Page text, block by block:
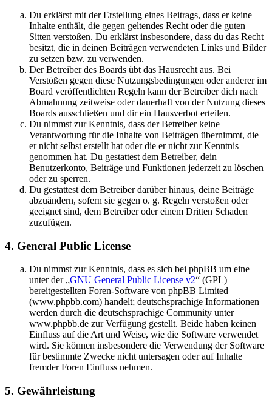
Du erklärst mit der Erstellung eines Beitrags, dass er keine
Inhalte enthält, die gegen geltendes Recht oder die guten
Sitten verstoßen. Du erklärst insbesondere, dass du das Recht
besitzt, die in deinen Beiträgen verwendeten Links und Bilder
zu setzen bzw. zu verwenden.
Der Betreiber des Boards übt das Hausrecht aus. Bei
Verstößen gegen diese Nutzungsbedingungen oder anderer im
Board veröffentlichten Regeln kann der Betreiber dich nach
Abmahnung zeitweise oder dauerhaft von der Nutzung dieses
Boards ausschließen und dir ein Hausverbot erteilen.
Du nimmst zur Kenntnis, dass der Betreiber keine
Verantwortung für die Inhalte von Beiträgen übernimmt, die
er nicht selbst erstellt hat oder die er nicht zur Kenntnis
genommen hat. Du gestattest dem Betreiber, dein
Benutzerkonto, Beiträge und Funktionen jederzeit zu löschen
oder zu sperren.
Du gestattest dem Betreiber darüber hinaus, deine Beiträge
abzuändern, sofern sie gegen o. g. Regeln verstoßen oder
geeignet sind, dem Betreiber oder einem Dritten Schaden
zuzufügen.
4. General Public License
Du nimmst zur Kenntnis, dass es sich bei phpBB um eine
unter der „GNU General Public License v2“ (GPL)
bereitgestellten Foren-Software von phpBB Limited
(www.phpbb.com) handelt; deutschsprachige Informationen
werden durch die deutschsprachige Community unter
www.phpbb.de zur Verfügung gestellt. Beide haben keinen
Einfluss auf die Art und Weise, wie die Software verwendet
wird. Sie können insbesondere die Verwendung der Software
für bestimmte Zwecke nicht untersagen oder auf Inhalte
fremder Foren Einfluss nehmen.
5. Gewährleistung